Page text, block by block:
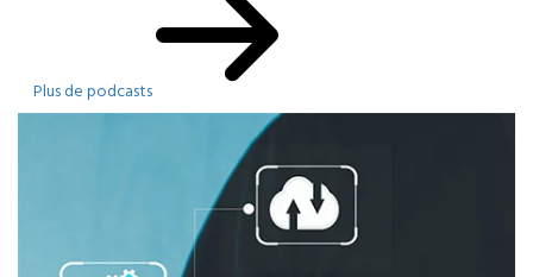
Plus de podcasts